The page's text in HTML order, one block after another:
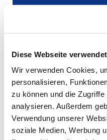
Diese Webseite
Wir verwenden Cookies,
personalisieren,
zu können und die
analysieren. Außerdem
Verwendung unserer
soziale Medien, Werbung